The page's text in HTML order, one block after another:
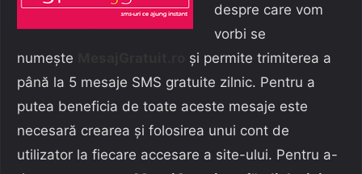
despre care vom
vorbi se
numește
și permite trimiterea a
până la 5 mesaje SMS gratuite zilnic. Pentru a
putea beneficia de toate aceste mesaje este
necesară crearea și folosirea unui cont de
utilizator la fiecare accesare a site-ului. Pentru a-